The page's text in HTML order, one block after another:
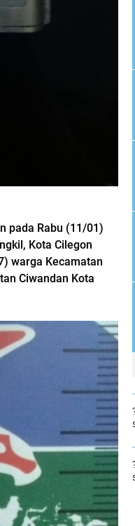
pada Rabu (11/01)
Kota Cilegon
warga Kecamatan
Ciwandan Kota